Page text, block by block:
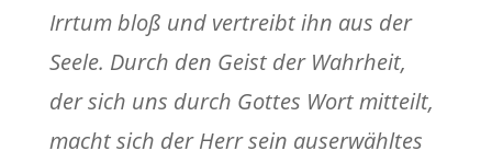
Irrtum bloß und vertreibt ihn aus der
Seele. Durch den Geist der Wahrheit,
der sich uns durch Gottes Wort mitteilt,
macht sich der Herr sein auserwähltes